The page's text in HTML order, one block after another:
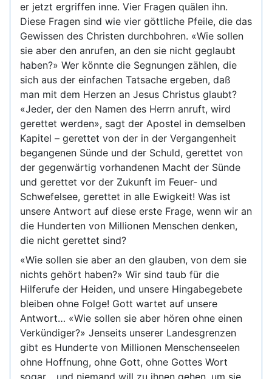
er jetzt ergriffen inne. Vier Fragen quälen ihn.
Diese Fragen sind wie vier göttliche Pfeile, die das
Gewissen des Christen durchbohren. «Wie sollen
sie aber den anrufen, an den sie nicht geglaubt
haben?» Wer könnte die Segnungen zählen, die
sich aus der einfachen Tatsache ergeben, daß
man mit dem Herzen an Jesus Christus glaubt?
«Jeder, der den Namen des Herrn anruft, wird
gerettet werden», sagt der Apostel in demselben
Kapitel – gerettet von der in der Vergangenheit
begangenen Sünde und der Schuld, gerettet von
der gegenwärtig vorhandenen Macht der Sünde
und gerettet vor der Zukunft im Feuer- und
Schwefelsee, gerettet in alle Ewigkeit! Was ist
unsere Antwort auf diese erste Frage, wenn wir an
die Hunderten von Millionen Menschen denken,
die nicht gerettet sind?
«Wie sollen sie aber an den glauben, von dem sie
nichts gehört haben?» Wir sind taub für die
Hilferufe der Heiden, und unsere Hingabegebete
bleiben ohne Folge! Gott wartet auf unsere
Antwort… «Wie sollen sie aber hören ohne einen
Verkündiger?» Jenseits unserer Landesgrenzen
gibt es Hunderte von Millionen Menschenseelen
ohne Hoffnung, ohne Gott, ohne Gottes Wort
sogar… und niemand will zu ihnen gehen, um sie